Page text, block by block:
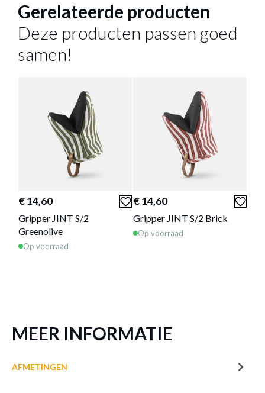
BREEDTE 68 cm
85 cm
Meer afmetingen
Gerelateerde producten
Deze producten passen goed
samen!
€ 14,60
Gripper JINT S/2
Greenolive
Op voorraad
€ 14,60
Gripper JINT S/2 Brick
Op voorraad
MEER INFORMATIE
AFMETINGEN
Schort JINT Greenolive
is toegevoegd aan
je winkelmandje
Prijs per stuk, incl. btw en excl. verzendkosten